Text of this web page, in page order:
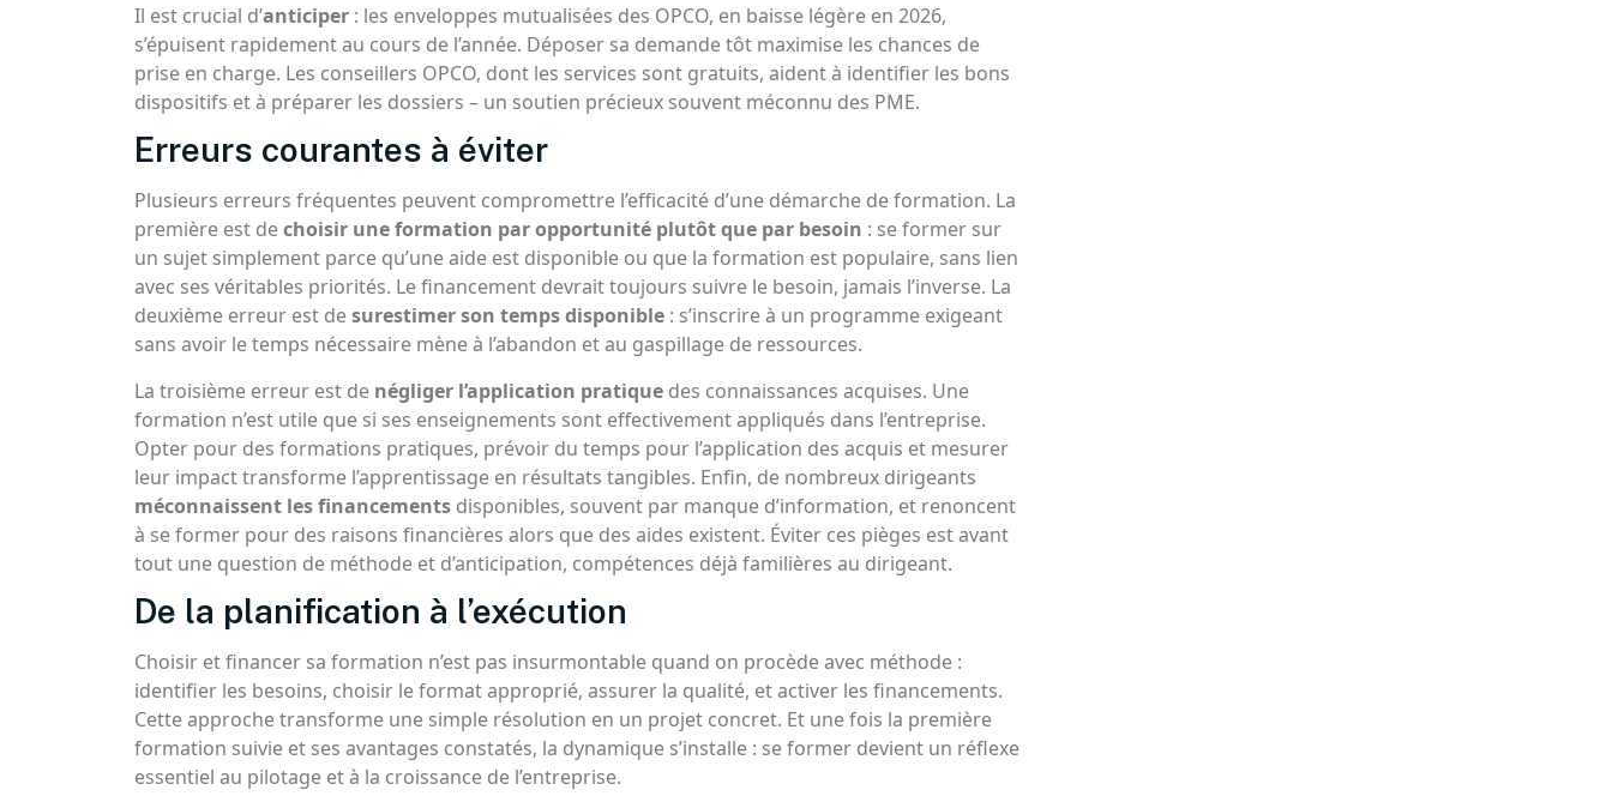
Il est crucial d’anticiper : les enveloppes mutualisées des OPCO, en baisse légère en 2026,
s’épuisent rapidement au cours de l’année. Déposer sa demande tôt maximise les chances de
prise en charge. Les conseillers OPCO, dont les services sont gratuits, aident à identifier les bons
dispositifs et à préparer les dossiers – un soutien précieux souvent méconnu des PME.
Erreurs courantes à éviter
Plusieurs erreurs fréquentes peuvent compromettre l’efficacité d’une démarche de formation. La
première est dechoisir une formation par opportunité plutôt que par besoin : se former sur
un sujet simplement parce qu’une aide est disponible ou que la formation est populaire, sans lien
avec ses véritables priorités. Le financement devrait toujours suivre le besoin, jamais l’inverse. La
deuxième erreur est desurestimer son temps disponible : s’inscrire à un programme exigeant
sans avoir le temps nécessaire mène à l’abandon et au gaspillage de ressources.
La troisième erreur est de négliger l’application pratique des connaissances acquises. Une
formation n’est utile que si ses enseignements sont effectivement appliqués dans l’entreprise.
Opter pour des formations pratiques, prévoir du temps pour l’application des acquis et mesurer
leur impact transforme l’apprentissage en résultats tangibles. Enfin, de nombreux dirigeants
méconnaissent les financements disponibles, souvent par manque d’information, et renoncent
à se former pour des raisons financières alors que des aides existent. Éviter ces pièges est avant
tout une question de méthode et d’anticipation, compétences déjà familières au dirigeant.
De la planification à l’exécution
Choisir et financer sa formation n’est pas insurmontable quand on procède avec méthode :
identifier les besoins, choisir le format approprié, assurer la qualité, et activer les financements.
Cette approche transforme une simple résolution en un projet concret. Et une fois la première
formation suivie et ses avantages constatés, la dynamique s’installe : se former devient un réflexe
essentiel au pilotage et à la croissance de l’entreprise.